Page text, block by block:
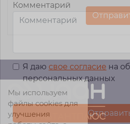
Комментарий
Я даю свое согласие на
персональных данных
Мы используем
файлы cookies для
улучшения